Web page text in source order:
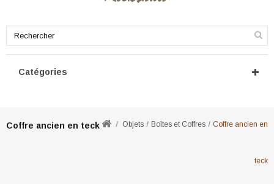
Catégories
Coffre ancien en teck Objets Boîtes et Coffres Coffre ancien en
teck